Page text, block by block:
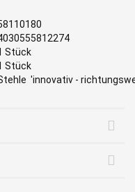
Stück
Stück
'innovativ -